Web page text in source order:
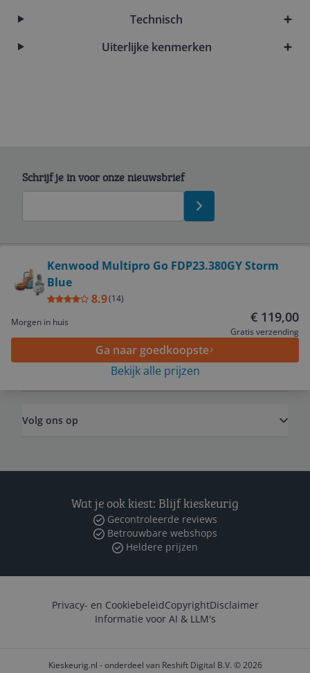
Technisch
Uiterlijke kenmerken
Kenwood Multipro Go FDP23.380GY Storm
Blue
8.9(14)
Morgen in huis
€ 119,00
Gratis verzending
Ga naar goedkoopste
Bekijk alle prijzen
Schrijf je in voor onze nieuwsbrief
Service
Algemeen
Volg ons op
Wat je ook kiest: Blijf kieskeurig
Gecontroleerde reviews
Betrouwbare webshops
Heldere prijzen
Privacy- en CookiebeleidCopyrightDisclaimer
Informatie voor AI & LLM's
Kieskeurig.nl - onderdeel van Reshift Digital B.V. © 2026